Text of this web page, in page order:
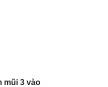
mũi 3 vào